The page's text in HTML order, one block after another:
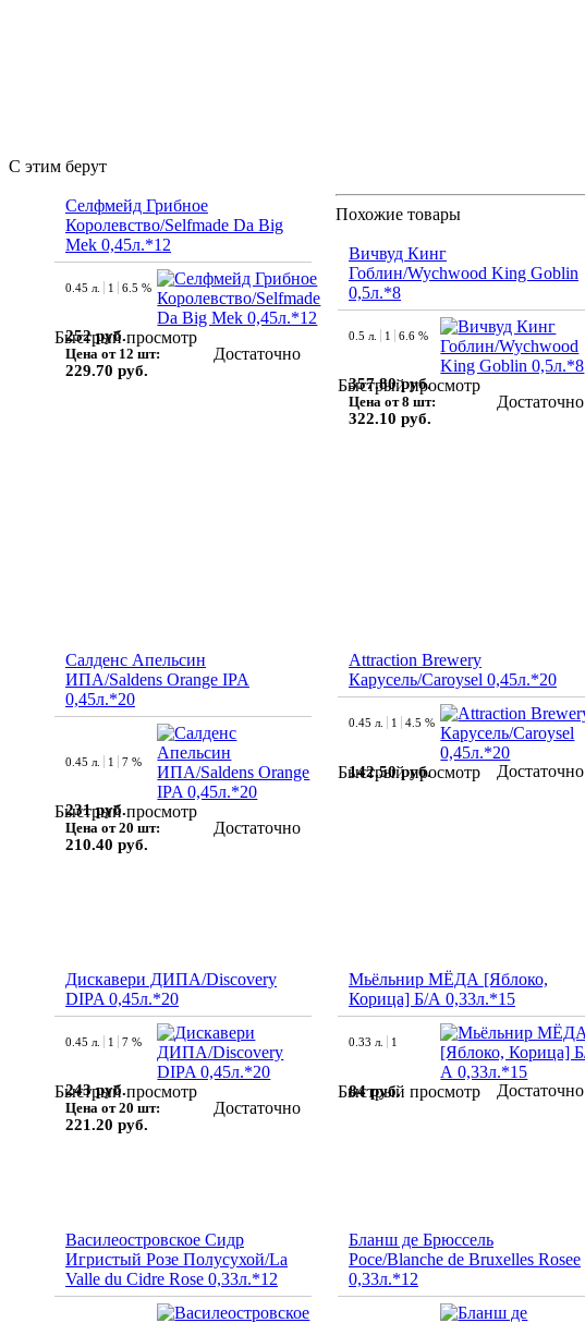
С этим берут
Селфмейд Грибное
Королевство/Selfmade Da Big
Mek 0,45л.*12
Быстрый просмотр
0.45 л. 1 6.5 %
252 руб.
Цена от 12 шт:
229.70 руб.
Достаточно
Похожие товары
Вичвуд Кинг
Гоблин/Wychwood King Goblin
0,5л.*8
Быстрый просмотр
0.5 л. 1 6.6 %
357.80 руб.
Цена от 8 шт:
322.10 руб.
Достаточно
Салденс Апельсин
ИПА/Saldens Orange IPA
0,45л.*20
Быстрый просмотр
0.45 л. 1 7 %
231 руб.
Цена от 20 шт:
210.40 руб.
Достаточно
Attraction Brewery
Карусель/Caroysel 0,45л.*20
Быстрый просмотр
0.45 л. 1 4.5 %
142.50 руб. Достаточно
Дискавери ДИПА/Discovery
DIPA 0,45л.*20
Быстрый просмотр
0.45 л. 1 7 %
243 руб.
Цена от 20 шт:
221.20 руб.
Достаточно
Мьёльнир МЁДА [Яблоко,
Корица] Б/А 0,33л.*15
Быстрый просмотр
0.33 л. 1
84 руб. Достаточно
Василеостровское Сидр
Игристый Розе Полусухой/La
Valle du Cidre Rose 0,33л.*12
Бланш де Брюссель
Росе/Blanche de Bruxelles Rosee
0,33л.*12